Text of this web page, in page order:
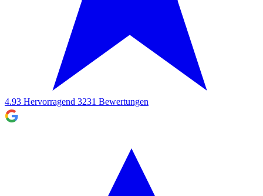
4.93 Hervorragend 3231 Bewertungen